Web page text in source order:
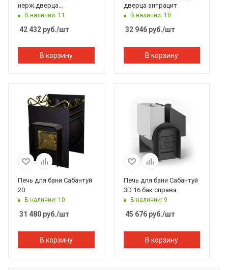
нерж.дверца
закр.каменка антрацит
В наличии: 11
42 432 руб./шт
В корзину
дверца антрацит
В наличии: 10
32 946руб./шт
В корзину
Печь для бани Сабантуй
20
В наличии: 10
31 480 руб./шт
В корзину
Печь для бани Сабантуй
3D 16 бак справа
В наличии: 9
45 676руб./шт
В корзину